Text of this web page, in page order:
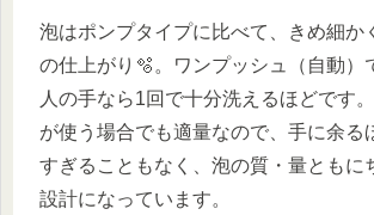
泡はポンプタイプに比べて、きめ細か
の仕上がり🫧。ワンプッシュ（自動）
人の手なら1回で十分洗えるほどです
が使う場合でも適量なので、手に余る
すぎることもなく、泡の質・量ともに
設計になっています。